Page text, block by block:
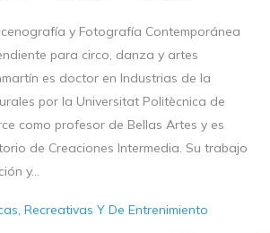
y Fotografía Contemporánea
para circo, danza y artes
es doctor en Industrias de la
por la Universitat Politècnica de
como profesor de Bellas Artes y es
de Creaciones Intermedia. Su trabajo
y...
Recreativas Y De Entrenimiento